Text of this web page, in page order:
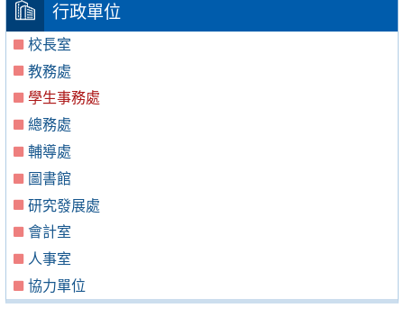
行政單位
校長室
教務處
學生事務處
總務處
輔導處
圖書館
研究發展處
會計室
人事室
協力單位